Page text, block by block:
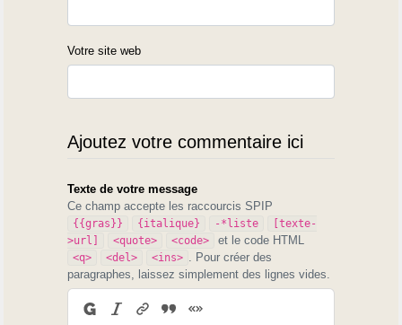
Votre site web
Ajoutez votre commentaire ici
Texte de votre message
Ce champ accepte les raccourcis SPIP
{{gras}} {italique} -*liste
[texte-
>url]
<quote> <code> et le code HTML
<q> <del> <ins> . Pour créer des
paragraphes, laissez simplement des lignes vides.